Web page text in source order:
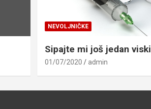
NEVOLJNIČKE
Sipajte mi još jedan viski
01/07/2020 admin